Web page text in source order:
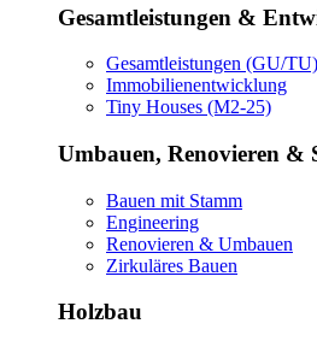
Gesamtleistungen &
Gesamtleistungen (GU/TU)
Immobilienentwicklung
Tiny Houses (M2-25)
Umbauen, Renovieren &
Bauen mit Stamm
Engineering
Renovieren & Umbauen
Zirkuläres Bauen
Holzbau